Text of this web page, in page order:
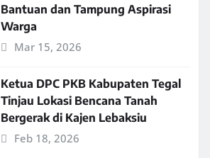
Bantuan dan Tampung Aspirasi
Warga
Mar 15, 2026
Ketua DPC PKB Kabupaten Tegal
Tinjau Lokasi Bencana Tanah
Bergerak di Kajen Lebaksiu
Feb 18, 2026